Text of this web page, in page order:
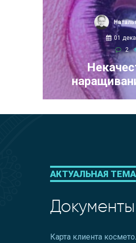
01
2
дешево
АКТУАЛЬНАЯ ТЕМА
Документы
Карта клиента